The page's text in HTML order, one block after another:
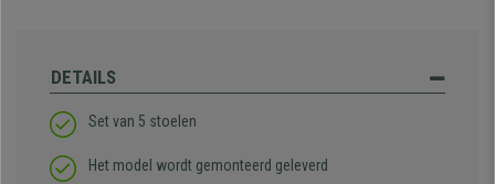
DETAILS
Set van 5 stoelen
Het model wordt gemonteerd geleverd